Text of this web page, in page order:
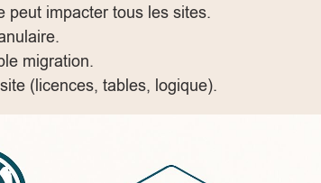
peut impacter tous les sites.
migration.
(licences, tables, logique).